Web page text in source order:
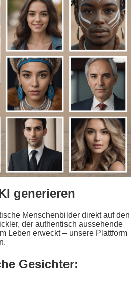
generieren
Menschenbilder direkt auf den
der authentisch aussehende
Leben erweckt – unsere Plattform
Gesichter: